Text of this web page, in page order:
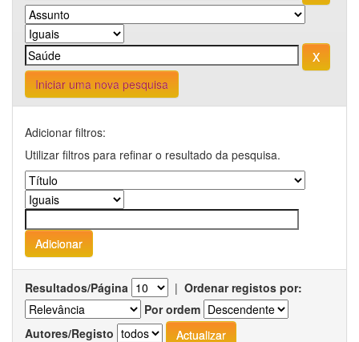
Iniciar uma nova pesquisa
Adicionar filtros:
Utilizar filtros para refinar o resultado da pesquisa.
Resultados/Página | Ordenar registos por:
Por ordem
Autores/Registo